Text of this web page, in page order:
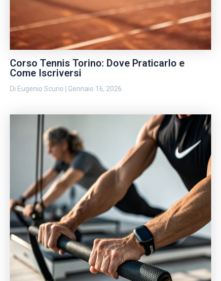
Corso Tennis Torino: Dove Praticarlo e
Come Iscriversi
Di Eugenio Scurio Gennaio 16, 2026